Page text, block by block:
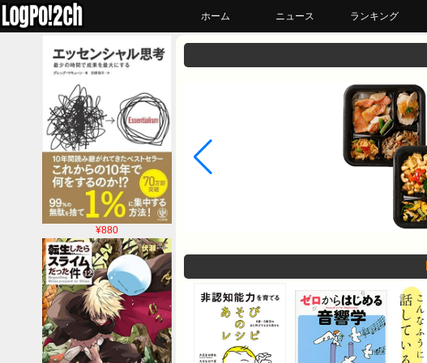
ホーム ニュース ランキング
¥880